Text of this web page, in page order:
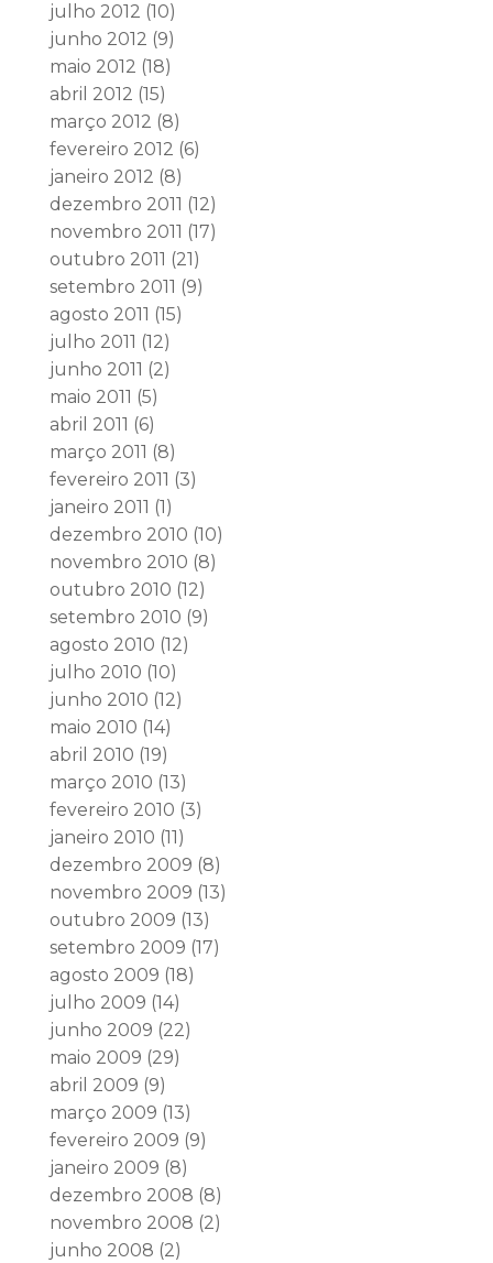
julho 2012 (10)
junho 2012 (9)
maio 2012 (18)
abril 2012 (15)
março 2012 (8)
fevereiro 2012 (6)
janeiro 2012 (8)
dezembro 2011 (12)
novembro 2011 (17)
outubro 2011 (21)
setembro 2011 (9)
agosto 2011 (15)
julho 2011 (12)
junho 2011 (2)
maio 2011 (5)
abril 2011 (6)
março 2011 (8)
fevereiro 2011 (3)
janeiro 2011 (1)
dezembro 2010 (10)
novembro 2010 (8)
outubro 2010 (12)
setembro 2010 (9)
agosto 2010 (12)
julho 2010 (10)
junho 2010 (12)
maio 2010 (14)
abril 2010 (19)
março 2010 (13)
fevereiro 2010 (3)
janeiro 2010 (11)
dezembro 2009 (8)
novembro 2009 (13)
outubro 2009 (13)
setembro 2009 (17)
agosto 2009 (18)
julho 2009 (14)
junho 2009 (22)
maio 2009 (29)
abril 2009 (9)
março 2009 (13)
fevereiro 2009 (9)
janeiro 2009 (8)
dezembro 2008 (8)
novembro 2008 (2)
junho 2008 (2)